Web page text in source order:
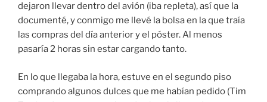
dejaron llevar dentro del avión (iba repleta), así que la
documenté, y conmigo me llevé la bolsa en la que traía
las compras del día anterior y el póster. Al menos
pasaría 2 horas sin estar cargando tanto.
En lo que llegaba la hora, estuve en el segundo piso
comprando algunos dulces que me habían pedido (Tim